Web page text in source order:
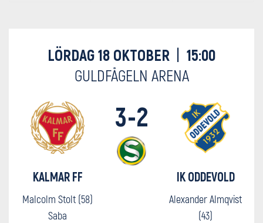
LÖRDAG 18 OKTOBER
15:00
GULDFÅGELN ARENA
KALMAR FF
Malcolm Stolt (58)
Saba
3-2
IK ODDEVOLD
Alexander Almqvist
(43)